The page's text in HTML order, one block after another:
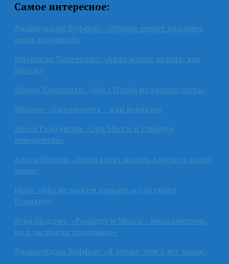
Самое интересное:
Джанлуиджи Буффон: «Мбаппе может называть
меня дедушкой»
Маурисио Почеттино: «Алли может играть, как
Месси»
Марио Балотелли: «Мы с Погба из одного теста»
Мбаппе: «Скромность – дар великих»
Хосеп Гвардиола: «Эра Месси и Роналду
невероятна»
Арсен Венгер: «Меня хотят нанять клубы со всего
мира»
Иско: «Мы не можем плакать из-за ухода
Роналду»
Лука Модрич: «Роналду и Месси – инопланетяне,
но я заслужил признание»
Джанлуиджи Буффон: «Я лучше, чем 5 лет назад»